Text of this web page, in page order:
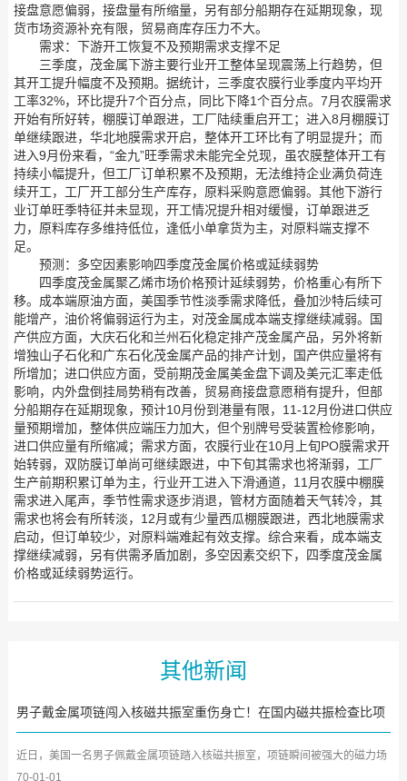
接盘意愿偏弱，接盘量有所缩量，另有部分船期存在延期现象，现
货市场资源补充有限，贸易商库存压力不大。
需求：下游开工恢复不及预期需求支撑不足
三季度，茂金属下游主要行业开工整体呈现震荡上行趋势，但
其开工提升幅度不及预期。据统计，三季度农膜行业季度内平均开
工率32%，环比提升7个百分点，同比下降1个百分点。7月农膜需求
开始有所好转，棚膜订单跟进，工厂陆续重启开工；进入8月棚膜订
单继续跟进，华北地膜需求开启，整体开工环比有了明显提升；而
进入9月份来看，“金九”旺季需求未能完全兑现，虽农膜整体开工有
持续小幅提升，但工厂订单积累不及预期，无法维持企业满负荷连
续开工，工厂开工部分生产库存，原料采购意愿偏弱。其他下游行
业订单旺季特征并未显现，开工情况提升相对缓慢，订单跟进乏
力，原料库存多维持低位，逢低小单拿货为主，对原料端支撑不
足。
预测：多空因素影响四季度茂金属价格或延续弱势
四季度茂金属聚乙烯市场价格预计延续弱势，价格重心有所下
移。成本端原油方面，美国季节性淡季需求降低，叠加沙特后续可
能增产，油价将偏弱运行为主，对茂金属成本端支撑继续减弱。国
产供应方面，大庆石化和兰州石化稳定排产茂金属产品，另外将新
增独山子石化和广东石化茂金属产品的排产计划，国产供应量将有
所增加；进口供应方面，受前期茂金属美金盘下调及美元汇率走低
影响，内外盘倒挂局势稍有改善，贸易商接盘意愿稍有提升，但部
分船期存在延期现象，预计10月份到港量有限，11-12月份进口供应
量预期增加，整体供应端压力加大，但个别牌号受装置检修影响，
进口供应量有所缩减；需求方面，农膜行业在10月上旬PO膜需求开
始转弱，双防膜订单尚可继续跟进，中下旬其需求也将渐弱，工厂
生产前期积累订单为主，行业开工进入下滑通道，11月农膜中棚膜
需求进入尾声，季节性需求逐步消退，管材方面随着天气转冷，其
需求也将会有所转淡，12月或有少量西瓜棚膜跟进，西北地膜需求
启动，但订单较少，对原料端难起有效支撑。综合来看，成本端支
撑继续减弱，另有供需矛盾加剧，多空因素交织下，四季度茂金属
价格或延续弱势运行。
其他新闻
男子戴金属项链闯入核磁共振室重伤身亡！在国内磁共振检查比项
链还危险的是这些
近日，美国一名男子佩戴金属项链踏入核磁共振室，项链瞬间被强大的磁力场
吸附，最终导致身亡的新...
70-01-01